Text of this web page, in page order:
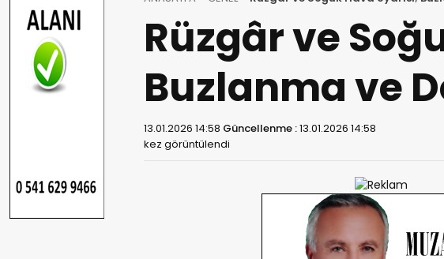
Rüzgâr ve
Buzlanma ve
13.01.2026 14:58 Güncellenme :13.01.2026 14:58
kez görüntülendi